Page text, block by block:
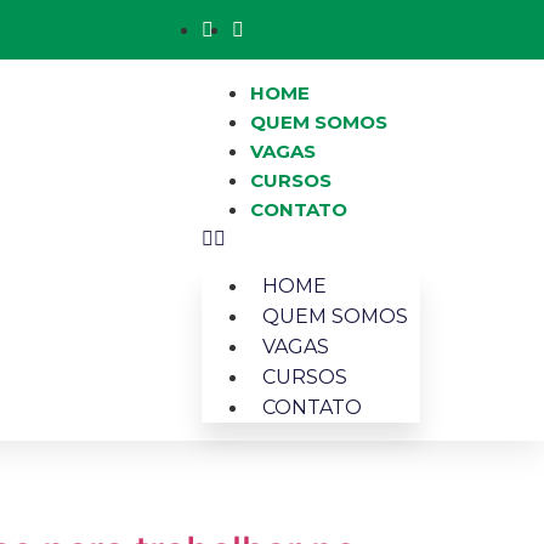
HOME
QUEM SOMOS
VAGAS
CURSOS
CONTATO
HOME
QUEM SOMOS
VAGAS
CURSOS
CONTATO